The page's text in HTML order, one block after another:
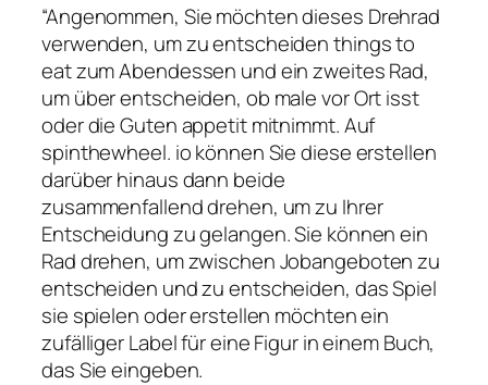
“Angenommen, Sie möchten dieses Drehrad
verwenden, um zu entscheiden things to
eat zum Abendessen und ein zweites Rad,
um über entscheiden, ob male vor Ort isst
oder die Guten appetit mitnimmt. Auf
spinthewheel. io können Sie diese erstellen
darüber hinaus dann beide
zusammenfallend drehen, um zu Ihrer
Entscheidung zu gelangen. Sie können ein
Rad drehen, um zwischen Jobangeboten zu
entscheiden und zu entscheiden, das Spiel
sie spielen oder erstellen möchten ein
zufälliger Label für eine Figur in einem Buch,
das Sie eingeben.